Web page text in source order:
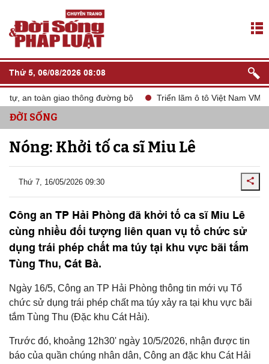
Thứ 5, 06/08/2026 08:08
an toàn giao thông đường bộ Triển lãm ô tô Việt Nam VMS
ĐỜI SỐNG
Nóng: Khởi tố ca sĩ Miu Lê
Thứ 7, 16/05/2026 09:30
Công an TP Hải Phòng đã khởi tố ca sĩ Miu Lê
cùng nhiều đối tượng liên quan vụ tổ chức sử
dụng trái phép chất ma túy tại khu vực bãi tắm
Tùng Thu, Cát Bà.
Ngày 16/5, Công an TP Hải Phòng thông tin mới vụ Tổ
chức sử dụng trái phép chất ma túy xảy ra tại khu vực bãi
tắm Tùng Thu (Đặc khu Cát Hải).
Trước đó, khoảng 12h30' ngày 10/5/2026, nhận được tin
báo của quần chúng nhân dân, Công an đặc khu Cát Hải